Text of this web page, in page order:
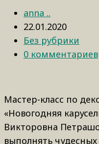
anna ..
22.01.2020
Без рубрики
0 комментариев
Мастер-класс по
«Новогодняя
Викторовна
выполнять